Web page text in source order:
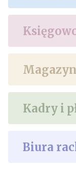
Magazyn
Kadry i
Biura